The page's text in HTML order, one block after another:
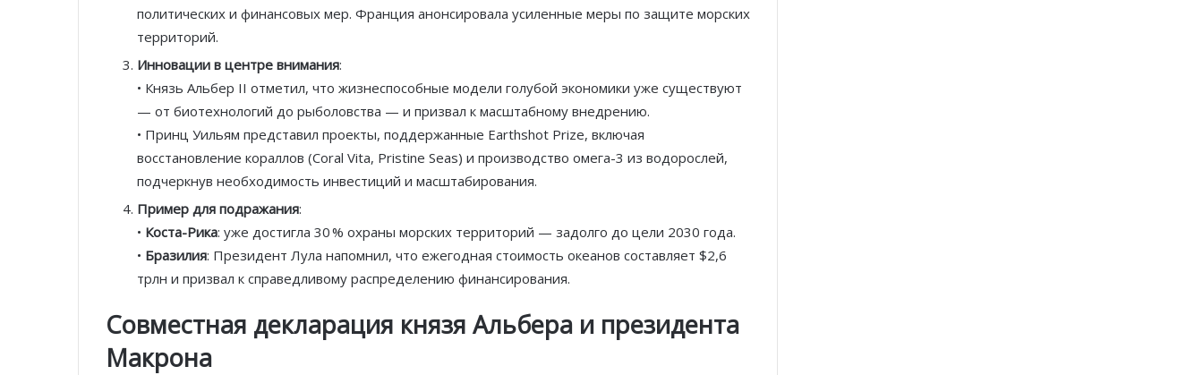
политических и финансовых мер. Франция анонсировала усиленные меры по защите морских
территорий.
Инновации в центре внимания:
• Князь Альбер II отметил, что жизнеспособные модели голубой экономики уже существуют
— от биотехнологий до рыболовства — и призвал к масштабному внедрению.
• Принц Уильям представил проекты, поддержанные Earthshot Prize, включая
восстановление кораллов (Coral Vita, Pristine Seas) и производство омега-3 из водорослей,
подчеркнув необходимость инвестиций и масштабирования.
Пример для подражания:
• Коста-Рика: уже достигла 30 % охраны морских территорий — задолго до цели 2030 года.
• Бразилия: Президент Лула напомнил, что ежегодная стоимость океанов составляет $2,6
трлн и призвал к справедливому распределению финансирования.
Совместная декларация князя Альбера и президента
Макрона